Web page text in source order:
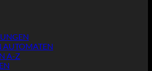
AUTOMATEN
A-Z